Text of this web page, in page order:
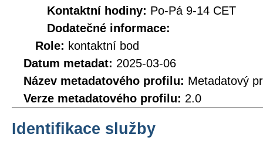
Kontaktní hodiny: Po-Pá 9-14 CET
Dodatečné informace:
Role: kontaktní bod
Datum metadat: 2025-03-06
Název metadatového profilu: Metadatový
Verze metadatového profilu: 2.0
Identifikace služby